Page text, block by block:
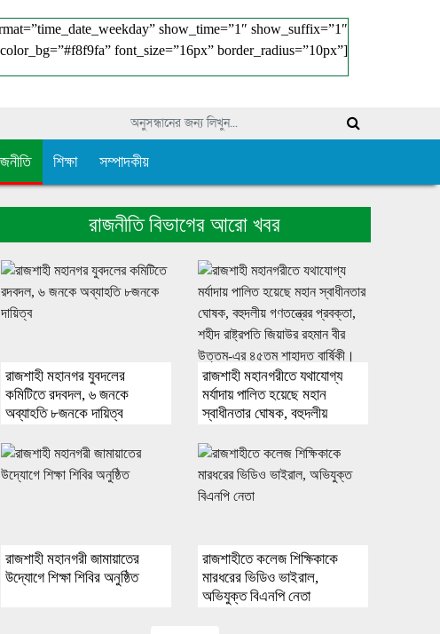
show_time=”1″ show_suffix=”1″
font_size=”16px” border_radius=”10px”]
শিক্ষা সম্পাদকীয়
রাজনীতি বিভাগের আরো খবর
রাজশাহী মহানগর যুবদলের
কমিটিতে রদবদল, ৬ জনকে
অব্যাহতি ৮জনকে দায়িত্ব
রাজশাহী মহানগরীতে যথাযোগ্য
মর্যাদায় পালিত হয়েছে মহান
স্বাধীনতার ঘোষক, বহুদলীয়
রাষ্ট্রপতি জিয়াউর রহমান বীর
উত্তম-এর ৪৫তম শাহাদত
বার্ষিকী।
রাজশাহী মহানগরী জামায়াতের
উদ্যোগে শিক্ষা শিবির অনুষ্ঠিত
রাজশাহীতে কলেজ শিক্ষিকাকে
মারধরের ভিডিও ভাইরাল,
অভিযুক্ত বিএনপি নেতা